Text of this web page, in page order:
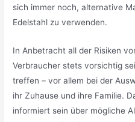
sich immer noch, alternative
Edelstahl zu verwenden.
In Anbetracht all der Risiken
Verbraucher stets vorsichtig
treffen – vor allem bei der
ihr Zuhause und ihre Familie.
informiert sein über mögliche